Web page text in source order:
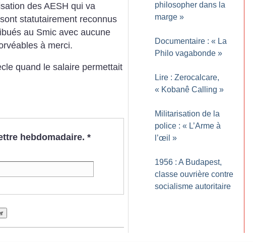
des AESH qui va
statutairement reconnus
au Smic avec aucune
à merci.
quand le salaire permettait
hebdomadaire. *
philosopher dans la
marge »
Documentaire : « La
Philo vagabonde »
Lire : Zerocalcare,
« Kobanê Calling »
Militarisation de la
police : « L’Arme à
l’œil »
1956 : A Budapest,
classe ouvrière contre
socialisme autoritaire